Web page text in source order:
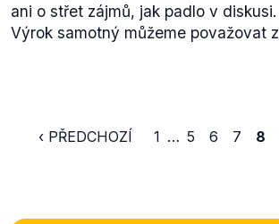
ani o střet zájmů, jak padlo v diskusi.
Výrok samotný můžeme považovat
‹ PŘEDCHOZÍ 1 … 5 6 7 8